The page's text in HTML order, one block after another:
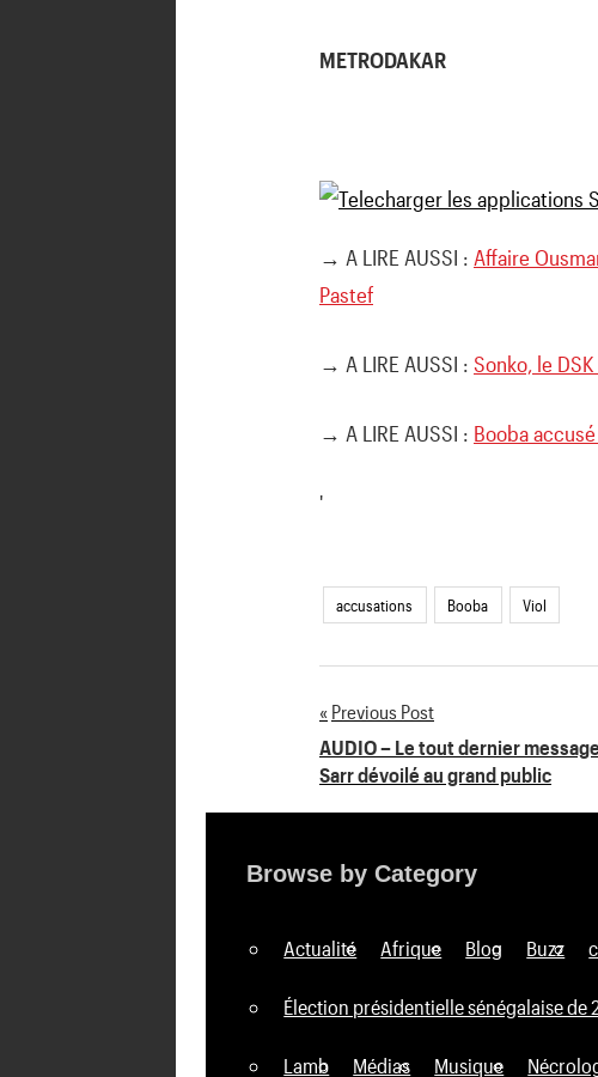
METRODAKAR
→ A LIRE AUSSI : Affaire
Pastef
→ A LIRE AUSSI : Sonko, le
→ A LIRE AUSSI : Booba
'
accusations Booba Viol
Navigation
de
Previous Post
AUDIO – Le tout dernier
Sarr dévoilé au grand public
Browse by Category
Actualité Afrique Blog Buzz
Élection présidentielle sénégalaise de
Lamb Médias Musique